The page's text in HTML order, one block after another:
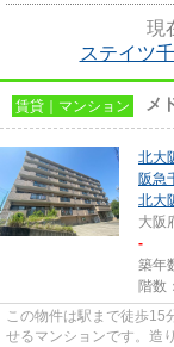
現
ステイツ
賃貸｜マンション メ
北大
阪急
北大
大阪
-
築年
階数
この物件は駅まで徒歩15
せるマンションです。造